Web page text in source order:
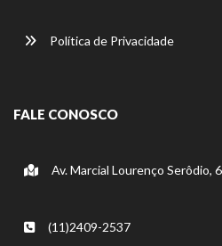
Política de Privacidade
FALE CONOSCO
Av. Marcial Lourenço Serôdio,
(11)2409-2537